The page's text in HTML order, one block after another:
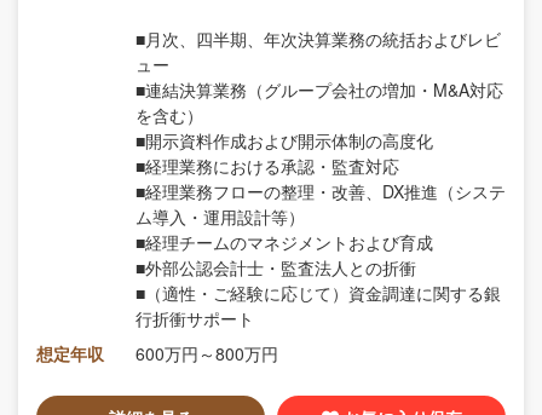
■月次、四半期、年次決算業務の統括およびレビ
ュー
■連結決算業務（グループ会社の増加・M&A対応
を含む）
■開示資料作成および開示体制の高度化
■経理業務における承認・監査対応
■経理業務フローの整理・改善、DX推進（システ
ム導入・運用設計等）
■経理チームのマネジメントおよび育成
■外部公認会計士・監査法人との折衝
■（適性・ご経験に応じて）資金調達に関する銀
行折衝サポート
想定年収
600万円～800万円